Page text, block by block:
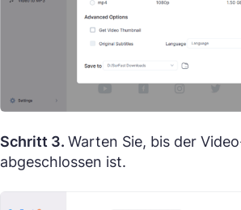
Schritt 3. Warten Sie, bis der
abgeschlossen ist.